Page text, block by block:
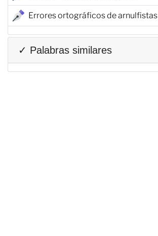
Errores ortográficos de arnulfistas
✓ Palabras similares